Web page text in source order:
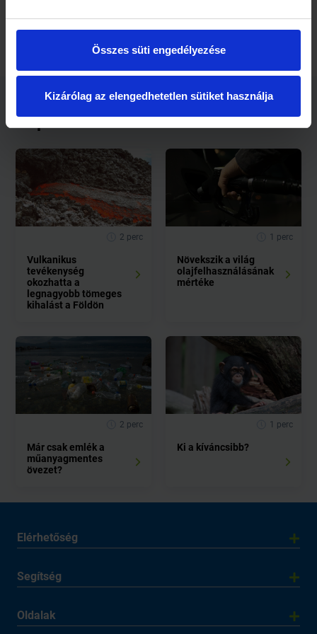
Összes süti engedélyezése
Kizárólag az elengedhetetlen sütiket használja
Kapcsolódó cikkek
2 perc
Vulkanikus
tevékenység
okozhatta a
legnagyobb tömeges
kihalást a Földön
1 perc
Növekszik a világ
olajfelhasználásának
mértéke
2 perc
Már csak emlék a
műanyagmentes
övezet?
1 perc
Ki a kíváncsibb?
Elérhetőség
Segítség
Oldalak